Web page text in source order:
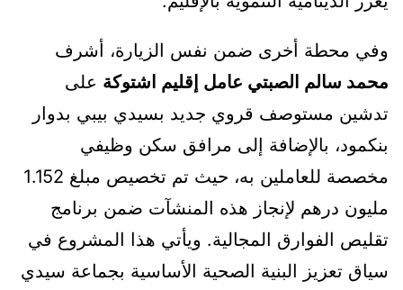
وفي محطة أخرى ضمن نفس الزيارة، أشرف
محمد سالم الصبتي عامل إقليم اشتوكة على
تدشين مستوصف قروي جديد بسيدي بيبي بدوار
بنكمود، بالإضافة إلى مرافق سكن وظيفي
مخصصة للعاملين به، حيث تم تخصيص مبلغ 1.152
مليون درهم لإنجاز هذه المنشآت ضمن برنامج
تقليص الفوارق المجالية. ويأتي هذا المشروع في
سياق تعزيز البنية الصحية الأساسية بجماعة سيدي